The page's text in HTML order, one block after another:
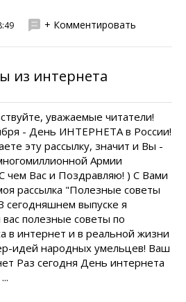
+ Комментировать
из интернета
уважаемые читатели!
- День ИНТЕРНЕТА в России!
эту рассылку, значит и Вы -
Армии
чем Вас и Поздравляю! ) С Вами
рассылка "Полезные советы
сегодняшнем выпуске я
вас полезные советы по
в интернет и в реальной жизни
идей народных умельцев! Ваш
Раз сегодня День интернета